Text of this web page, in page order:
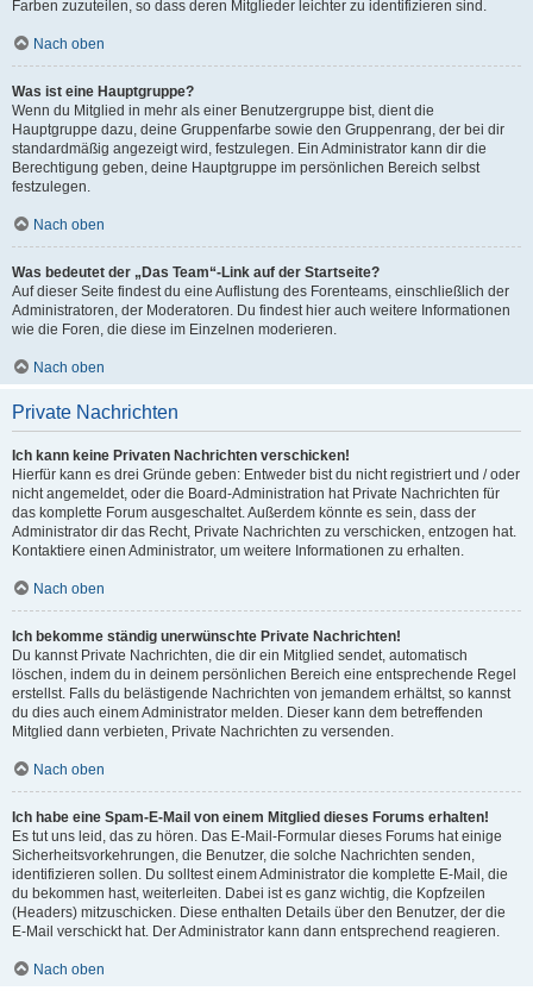
Farben zuzuteilen, so dass deren Mitglieder leichter zu identifizieren sind.
Nach oben
Was ist eine Hauptgruppe?
Wenn du Mitglied in mehr als einer Benutzergruppe bist, dient die
Hauptgruppe dazu, deine Gruppenfarbe sowie den Gruppenrang, der bei dir
standardmäßig angezeigt wird, festzulegen. Ein Administrator kann dir die
Berechtigung geben, deine Hauptgruppe im persönlichen Bereich selbst
festzulegen.
Nach oben
Was bedeutet der „Das Team“-Link auf der Startseite?
Auf dieser Seite findest du eine Auflistung des Forenteams, einschließlich der
Administratoren, der Moderatoren. Du findest hier auch weitere Informationen
wie die Foren, die diese im Einzelnen moderieren.
Nach oben
Private Nachrichten
Ich kann keine Privaten Nachrichten verschicken!
Hierfür kann es drei Gründe geben: Entweder bist du nicht registriert und / oder
nicht angemeldet, oder die Board-Administration hat Private Nachrichten für
das komplette Forum ausgeschaltet. Außerdem könnte es sein, dass der
Administrator dir das Recht, Private Nachrichten zu verschicken, entzogen hat.
Kontaktiere einen Administrator, um weitere Informationen zu erhalten.
Nach oben
Ich bekomme ständig unerwünschte Private Nachrichten!
Du kannst Private Nachrichten, die dir ein Mitglied sendet, automatisch
löschen, indem du in deinem persönlichen Bereich eine entsprechende Regel
erstellst. Falls du belästigende Nachrichten von jemandem erhältst, so kannst
du dies auch einem Administrator melden. Dieser kann dem betreffenden
Mitglied dann verbieten, Private Nachrichten zu versenden.
Nach oben
Ich habe eine Spam-E-Mail von einem Mitglied dieses Forums erhalten!
Es tut uns leid, das zu hören. Das E-Mail-Formular dieses Forums hat einige
Sicherheitsvorkehrungen, die Benutzer, die solche Nachrichten senden,
identifizieren sollen. Du solltest einem Administrator die komplette E-Mail, die
du bekommen hast, weiterleiten. Dabei ist es ganz wichtig, die Kopfzeilen
(Headers) mitzuschicken. Diese enthalten Details über den Benutzer, der die
E-Mail verschickt hat. Der Administrator kann dann entsprechend reagieren.
Nach oben